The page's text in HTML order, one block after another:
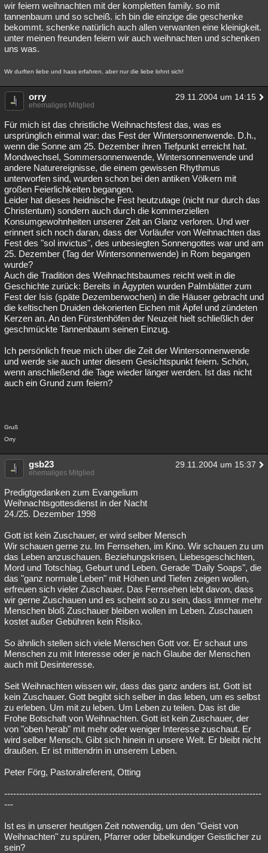
wir feiern weihnachten mit der kompletten family. so mit
tannenbaum und so scheiß. ich bin die einzige die geschenke
bekommt. schenke natürlich auch allen verwanten eine kleinigkeit.
unter meinen freunden feiern wir auch weihnachten und schenken
uns was.
Wir durften liebe und hass erfahren, aber nur die liebe lohnt sich!
orry 29.11.2004 um 14:15
ehemaliges Mitglied
Für mich ist das christliche Weihnachtsfest das, was es
ursprünglich einmal war: das Fest der Wintersonnenwende. D.h.,
wenn die Sonne am 25. Dezember ihren Tiefpunkt erreicht hat.
Mondwechsel, Sommersonnenwende, Wintersonnenwende und
andere Naturereignisse, die einem gewissen Rhythmus
unterworfen sind, wurden schon bei den antiken Völkern mit
großen Feierlichkeiten begangen.
Leider hat dieses heidnische Fest heutzutage (nicht nur durch das
Christentum) sondern auch durch die kommerziellen
Konsumgewohnheiten unserer Zeit an Glanz verloren. Und wer
erinnert sich noch daran, dass der Vorläufer von Weihnachten das
Fest des "sol invictus", des unbesiegten Sonnengottes war und am
25. Dezember (Tag der Wintersonnenwende) in Rom begangen
wurde?
Auch die Tradition des Weihnachtsbaumes reicht weit in die
Geschichte zurück: Bereits in Ägypten wurden Palmblätter zum
Fest der Isis (späte Dezemberwochen) in die Häuser gebracht und
die keltischen Druiden dekorierten Eichen mit Äpfel und zündeten
Kerzen an. An den Fürstenhöfen der Neuzeit hielt schließlich der
geschmückte Tannenbaum seinen Einzug.
Ich persönlich freue mich über die Zeit der Wintersonnenwende
und werde sie auch unter diesem Gesichtspunkt feiern. Schön,
wenn anschließend die Tage wieder länger werden. Ist das nicht
auch ein Grund zum feiern?
Gruß
Orry
gsb23 29.11.2004 um 15:37
ehemaliges Mitglied
Predigtgedanken zum Evangelium
Weihnachtsgottesdienst in der Nacht
24./25. Dezember 1998
Gott ist kein Zuschauer, er wird selber Mensch
Wir schauen gerne zu. Im Fernsehen, im Kino. Wir schauen zu um
das Leben anzuschauen. Beziehungskrisen, Liebesgeschichten,
Mord und Totschlag, Geburt und Leben. Gerade "Daily Soaps", die
das "ganz normale Leben" mit Höhen und Tiefen zeigen wollen,
erfreuen sich vieler Zuschauer. Das Fernsehen lebt davon, dass
wir gerne Zuschauen und es scheint so zu sein, dass immer mehr
Menschen bloß Zuschauer bleiben wollen im Leben. Zuschauen
kostet außer Gebühren kein Risiko.
So ähnlich stellen sich viele Menschen Gott vor. Er schaut uns
Menschen zu mit Interesse oder je nach Glaube der Menschen
auch mit Desinteresse.
Seit Weihnachten wissen wir, dass das ganz anders ist. Gott ist
kein Zuschauer. Gott begibt sich selber in das leben, um es selbst
zu erleben. Um mit zu leben. Um Leben zu teilen. Das ist die
Frohe Botschaft von Weihnachten. Gott ist kein Zuschauer, der
von "oben herab" mit mehr oder weniger Interesse zuschaut. Er
wird selber Mensch. Gibt sich hinein in unsere Welt. Er bleibt nicht
draußen. Er ist mittendrin in unserem Leben.
Peter Förg, Pastoralreferent, Otting
--------------------------------------------------------------------------------------
---
Ist es in unserer heutigen Zeit notwendig, um den "Geist von
Weihnachten" zu spüren, Pfarrer oder bibelkundiger Geistlicher zu
sein?